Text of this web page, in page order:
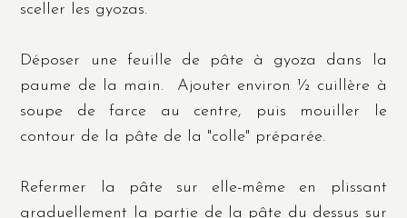
sceller les gyozas.
Déposer une feuille de pâte à gyoza dans la
paume de la main.
Ajouter environ ½ cuillère à
soupe de farce au centre, puis mouiller le
contour de la pâte de la "colle" préparée.
Refermer la pâte sur elle-même en plissant
graduellement la partie de la pâte du dessus sur